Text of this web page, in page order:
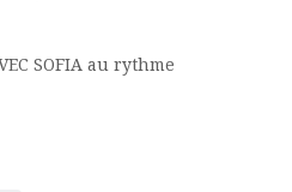
SOFIA au rythme